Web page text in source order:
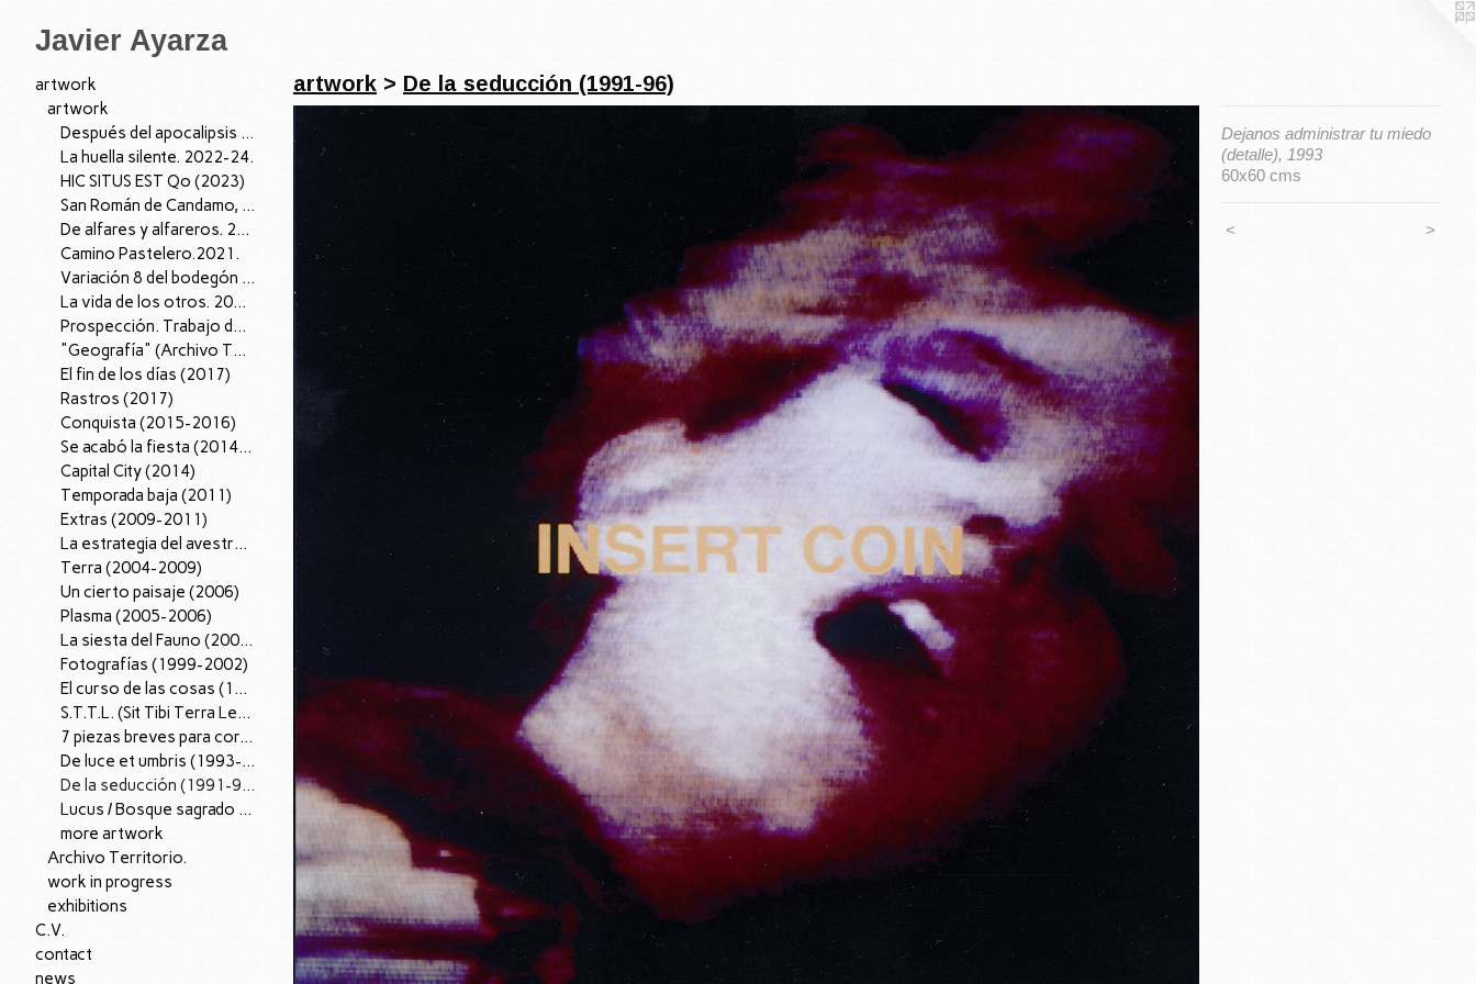
Javier Ayarza
artwork
artwork
Después del apocalipsis I, 2026.
La huella silente. 2022-24.
HIC SITUS EST Qo (2023)
San Román de Candamo, 04/07/22. 2022
De alfares y alfareros. 2021.
Camino Pastelero.2021.
Variación 8 del bodegón con cardo y zanahorias de fray Juan Sánchez Cotán. 2021.
La vida de los otros. 2019.
Prospección. Trabajo de Campo (2018-2019)
"Geografía" (Archivo Territorio); 2016-18.
El fin de los días (2017)
Rastros (2017)
Conquista (2015-2016)
Se acabó la fiesta (2014-15)
Capital City (2014)
Temporada baja (2011)
Extras (2009-2011)
La estrategia del avestruz (2007-12).
Terra (2004-2009)
Un cierto paisaje (2006)
Plasma (2005-2006)
La siesta del Fauno (2002-2005)
Fotografías (1999-2002)
El curso de las cosas (1997-98)
S.T.T.L. (Sit Tibi Terra Levis), (1995-97)
7 piezas breves para corazón (1996)
De luce et umbris (1993-95)
De la seducción (1991-96)
Lucus / Bosque sagrado (1988-90)
more artwork
Archivo Territorio.
work in progress
exhibitions
C.V.
contact
news
artwork > De la seducción (1991-96)
Dejanos administrar tu miedo
(detalle), 1993
60x60 cms
< >